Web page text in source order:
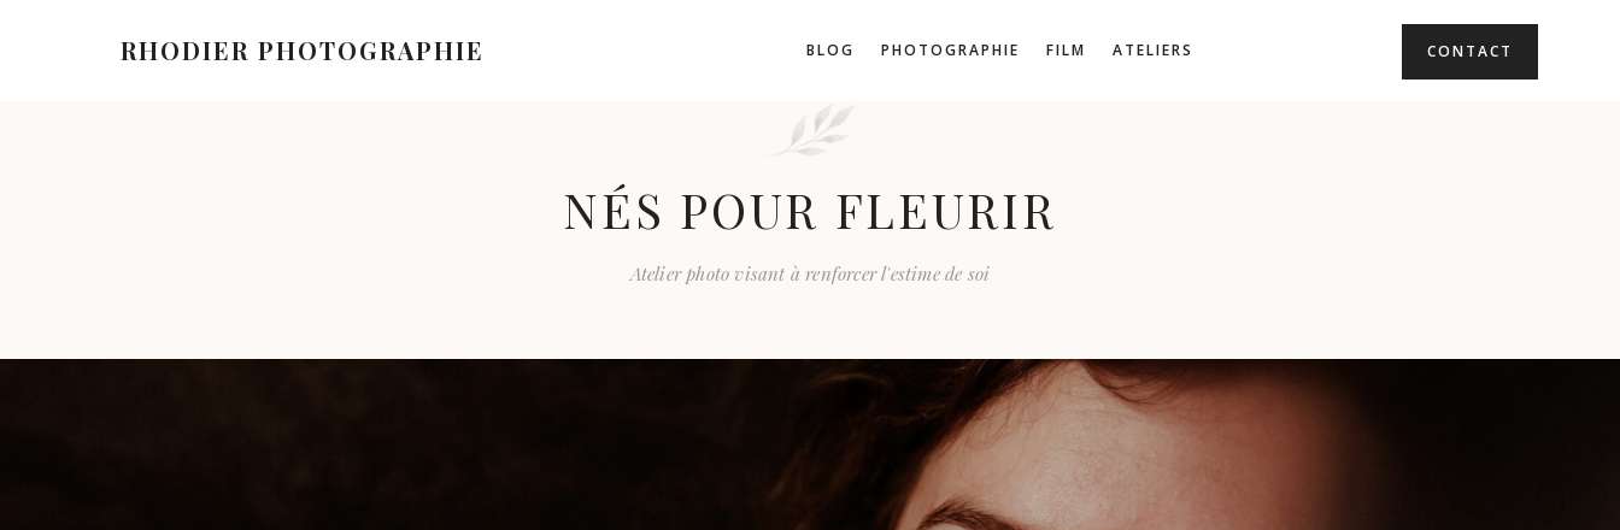
RHODIER PHOTOGRAPHIE BLOG PHOTOGRAPHIE FILM ATELIERS CONTACT
NÉS POUR FLEURIR
Atelier photo visant à renforcer l'estime de soi